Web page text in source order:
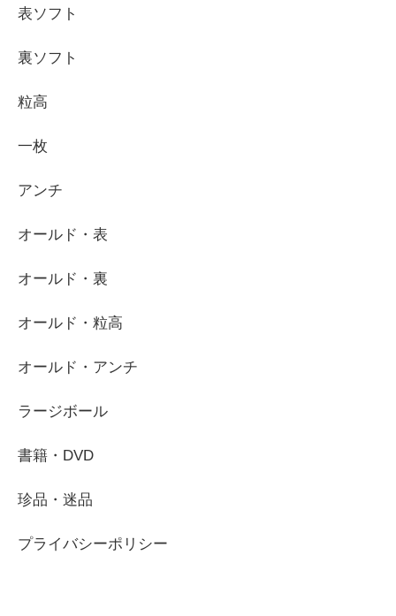
表ソフト
裏ソフト
粒高
一枚
アンチ
オールド・表
オールド・裏
オールド・粒高
オールド・アンチ
ラージボール
書籍・DVD
珍品・迷品
プライバシーポリシー